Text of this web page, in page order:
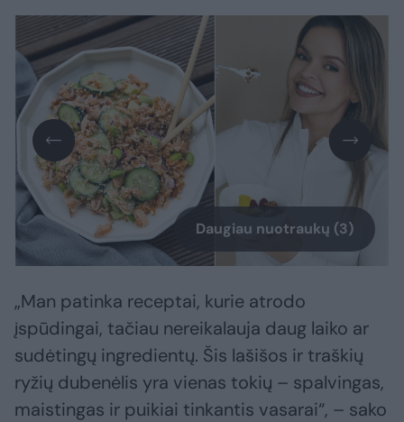
Daugiau nuotraukų (3)
„Man patinka receptai, kurie atrodo
įspūdingai, tačiau nereikalauja daug laiko ar
sudėtingų ingredientų. Šis lašišos ir traškių
ryžių dubenėlis yra vienas tokių – spalvingas,
maistingas ir puikiai tinkantis vasarai“, – sako